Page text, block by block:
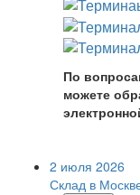
По
можете
2 июля 2026
Склад в